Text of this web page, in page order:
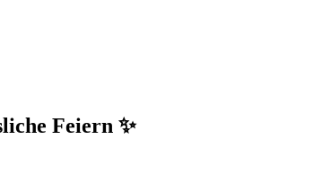
Feiern ✨